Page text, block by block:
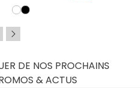
DE NOS PROCHAINS
& ACTUS